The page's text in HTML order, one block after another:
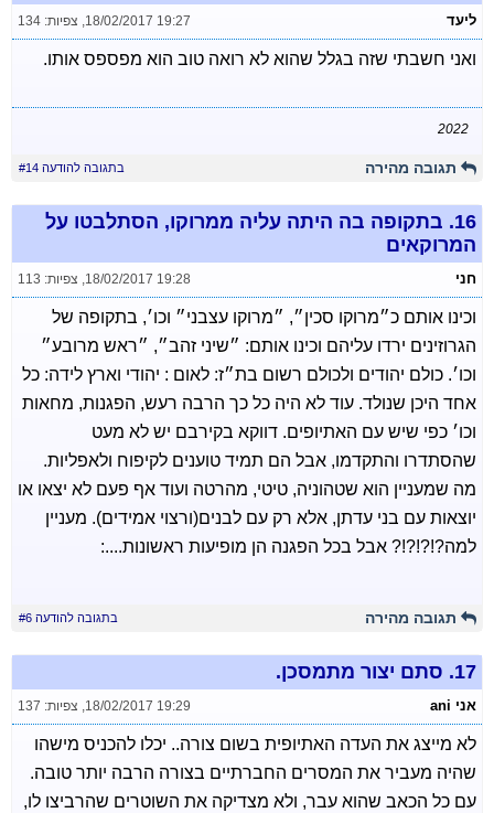
ליעד 18/02/2017 19:27
, צפיות: 134
ואני חשבתי שזה בגלל שהוא לא רואה טוב הוא מפספס אותו.
2022
תגובה מהירה בתגובה להודעה #14
16. בתקופה בה היתה עליה ממרוקו, הסתלבטו על
המרוקאים
חני 18/02/2017 19:28
, צפיות: 113
וכינו אותם כ״מרוקו סכין״, ״מרוקו עצבני״ וכו׳, בתקופה של
הגרוזינים ירדו עליהם וכינו אותם: ״שיני זהב״, ״ראש מרובע״
וכו׳. כולם יהודים ולכולם רשום בת״ז: לאום : יהודי וארץ לידה: כל
אחד היכן שנולד. עוד לא היה כל כך הרבה רעש, הפגנות, מחאות
וכו׳ כפי שיש עם האתיופים. דווקא בקירבם יש לא מעט
שהסתדרו והתקדמו, אבל הם תמיד טוענים לקיפוח ולאפליות.
מה שמעניין הוא שטהוניה, טיטי, מהרטה ועוד אף פעם לא יצאו או
יוצאות עם בני עדתן, אלא רק עם לבנים(ורצוי אמידים). מעניין
למה?!?!?!? אבל בכל הפגנה הן מופיעות ראשונות....:
תגובה מהירה בתגובה להודעה #6
17. סתם יצור מתמסכן.
אני ani 18/02/2017 19:29
, צפיות: 137
לא מייצג את העדה האתיופית בשום צורה.. יכלו להכניס מישהו
שהיה מעביר את המסרים החברתיים בצורה הרבה יותר טובה.
עם כל הכאב שהוא עבר, ולא מצדיקה את השוטרים שהרביצו לו,